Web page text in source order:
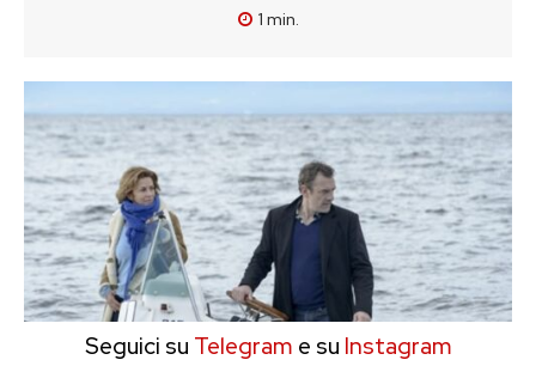
1 min.
Seguici su Telegram e su Instagram